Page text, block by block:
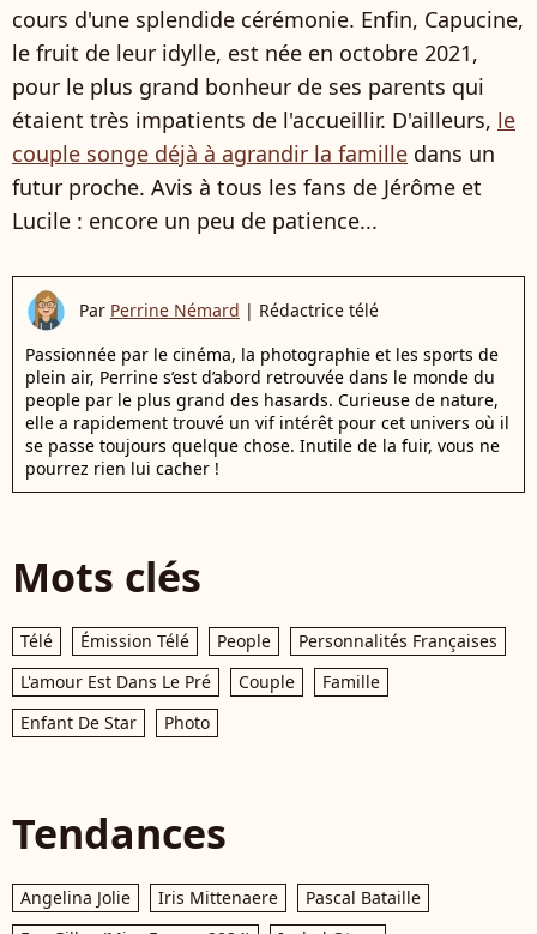
cours d'une splendide cérémonie. Enfin, Capucine,
le fruit de leur idylle, est née en octobre 2021,
pour le plus grand bonheur de ses parents qui
étaient très impatients de l'accueillir. D'ailleurs, le
couple songe déjà à agrandir la famille dans un
futur proche. Avis à tous les fans de Jérôme et
Lucile : encore un peu de patience...
Par Perrine Némard | Rédactrice télé
Passionnée par le cinéma, la photographie et les sports de
plein air, Perrine s’est d’abord retrouvée dans le monde du
people par le plus grand des hasards. Curieuse de nature,
elle a rapidement trouvé un vif intérêt pour cet univers où il
se passe toujours quelque chose. Inutile de la fuir, vous ne
pourrez rien lui cacher !
Mots clés
Télé Émission Télé People
Personnalités Françaises
L'amour Est Dans Le Pré
Couple
Famille
Enfant De Star
Photo
Tendances
Angelina Jolie Iris Mittenaere
Pascal Bataille